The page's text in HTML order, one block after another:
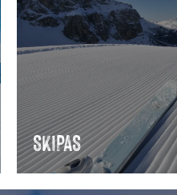
SKIPAS